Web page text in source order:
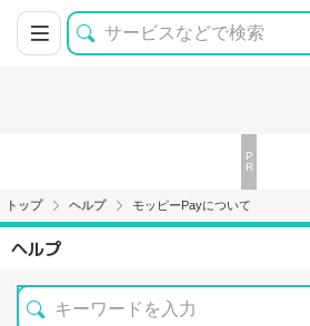
トップ ヘルプ モッピーPayについて
ヘルプ